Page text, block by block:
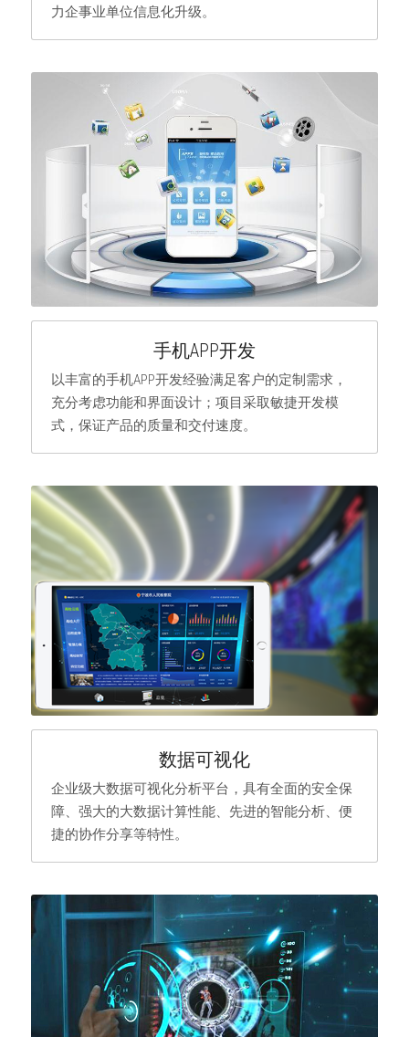
力企事业单位信息化升级。
手机APP开发
以丰富的手机APP开发经验满足客户的定制需求，
充分考虑功能和界面设计；项目采取敏捷开发模
式，保证产品的质量和交付速度。
数据可视化
企业级大数据可视化分析平台，具有全面的安全保
障、强大的大数据计算性能、先进的智能分析、便
捷的协作分享等特性。